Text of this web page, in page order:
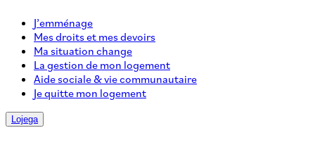
J’emménage
Mes droits et mes devoirs
Ma situation change
La gestion de mon logement
Aide sociale & vie communautaire
Je quitte mon logement
Lojega